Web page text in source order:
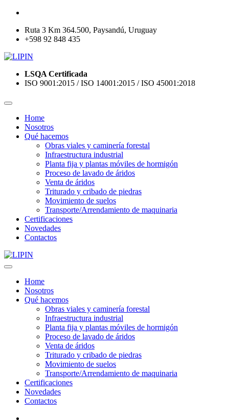
Ruta 3 Km 364.500, Paysandú, Uruguay
+598 92 848 435
LSQA Certificada
ISO 9001:2015 / ISO 14001:2015 / ISO 45001:2018
Home
Nosotros
Qué hacemos
Obras viales y caminería forestal
Infraestructura industrial
Planta fija y plantas móviles de hormigón
Proceso de lavado de áridos
Venta de áridos
Triturado y cribado de piedras
Movimiento de suelos
Transporte/Arrendamiento de maquinaria
Certificaciones
Novedades
Contactos
Home
Nosotros
Qué hacemos
Obras viales y caminería forestal
Infraestructura industrial
Planta fija y plantas móviles de hormigón
Proceso de lavado de áridos
Venta de áridos
Triturado y cribado de piedras
Movimiento de suelos
Transporte/Arrendamiento de maquinaria
Certificaciones
Novedades
Contactos